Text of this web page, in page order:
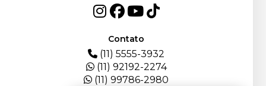
Contato
(11) 5555-3932
(11) 92192-2274
(11) 99786-2980